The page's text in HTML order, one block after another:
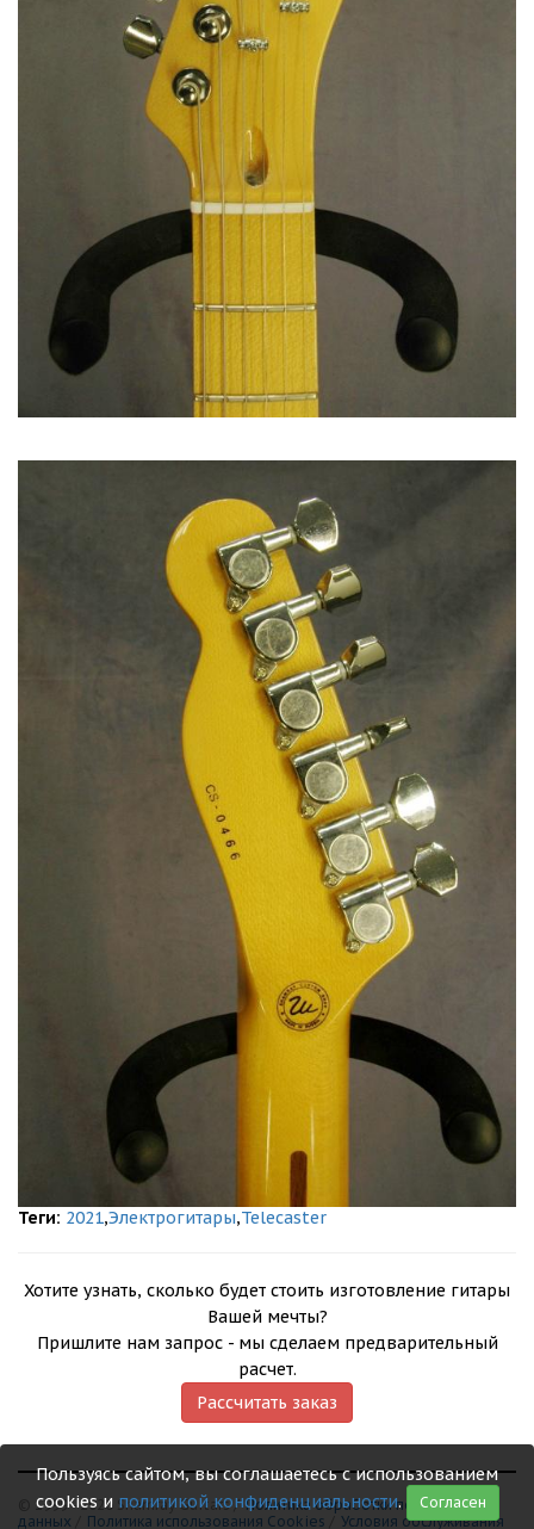
Теги: 2021,Электрогитары,Telecaster
Хотите узнать, сколько будет стоить изготовление гитары
Вашей мечты?
Пришлите нам запрос - мы сделаем предварительный
расчет.
Рассчитать заказ
© 1999 - 2026 Shamray Guitars /Политика обработки персональных
данных
Политика использования Сookies Условия обслуживания
Пользуясь сайтом, вы соглашаетесь с использованием
cookies и политикой конфиденциальности. Согласен